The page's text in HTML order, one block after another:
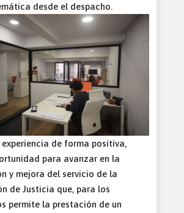
desde el despacho.
de forma positiva,
para avanzar en la
y mejora del servicio de la
de Justicia que, para los
permite la prestación de un